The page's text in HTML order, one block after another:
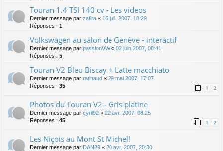
Touran 1.4 TSI 140 cv - Les videos
Dernier message par zafira « 16 juil. 2007, 18:29
Réponses : 1
Volkswagen au salon de Genève - interactif
Dernier message par passionVW« 02 juin 2007, 08:41
Réponses : 5
Touran V2 Bleu Biscay + Latte macchiato
Dernier message par ratinaud « 29 mai 2007, 17:07
Réponses : 35 1 2
Photos du Touran V2 - Gris platine
Dernier message par cyril92 « 22 avr. 2007, 08:25
Réponses : 45 1 2
Les Niçois au Mont St Michel!
Dernier message par DAN29 « 20 avr. 2007, 20:30